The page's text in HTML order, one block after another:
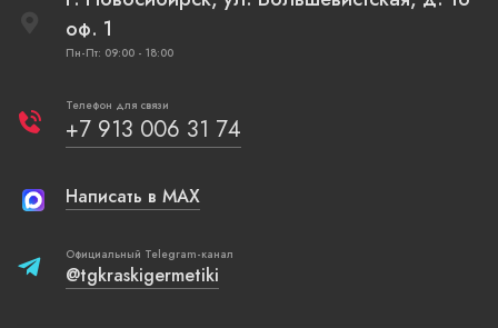
оф. 1
Пн-Пт: 09:00 - 18:00
Телефон для связи
+7 913 006 31 74
Написать в MAX
Официальный Telegram-канал
@tgkraskigermetiki